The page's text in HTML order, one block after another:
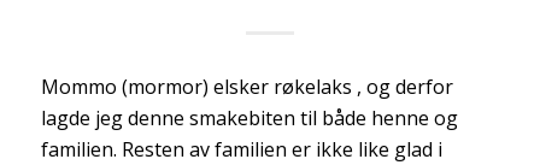
Mommo (mormor) elsker røkelaks , og derfor
lagde jeg denne smakebiten til både henne og
familien. Resten av familien er ikke like glad i